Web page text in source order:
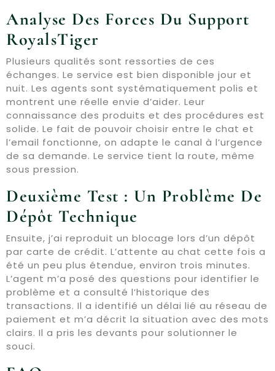
Analyse Des Forces Du Support
RoyalsTiger
Plusieurs qualités sont ressorties de ces
échanges. Le service est bien disponible jour et
nuit. Les agents sont systématiquement polis et
montrent une réelle envie d’aider. Leur
connaissance des produits et des procédures est
solide. Le fait de pouvoir choisir entre le chat et
l’email fonctionne, on adapte le canal à l’urgence
de sa demande. Le service tient la route, même
sous pression.
Deuxième Test : Un Problème De
Dépôt Technique
Ensuite, j’ai reproduit un blocage lors d’un dépôt
par carte de crédit. L’attente au chat cette fois a
été un peu plus étendue, environ trois minutes.
L’agent m’a posé des questions pour identifier le
problème et a consulté l’historique des
transactions. Il a identifié un délai lié au réseau de
paiement et m’a décrit la situation avec des mots
clairs. Il a pris les devants pour solutionner le
souci.